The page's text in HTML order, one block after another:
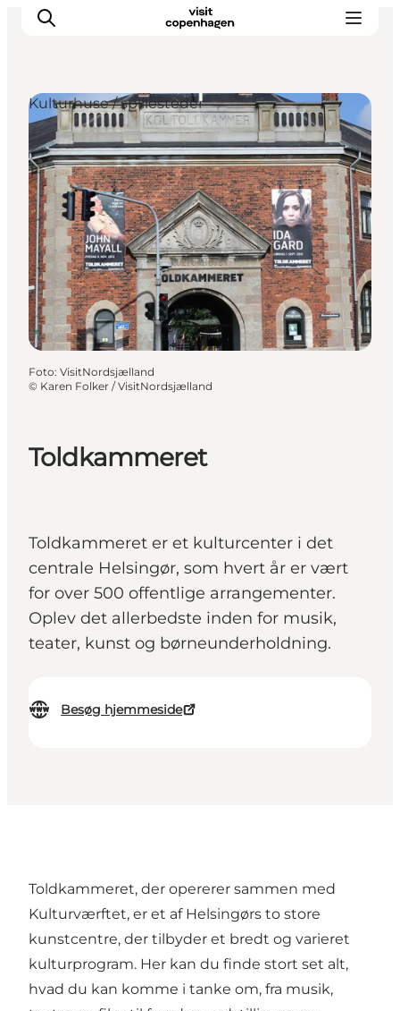
This is Copenhagen
Aktiviteter
Spis & drik
Områder
Planlæg din tur
CopenPay
Copenhagen Card
Toldkammeret
Toldkammeret er et kulturcenter i det
centrale Helsingør, som hvert år er vært
for over 500 offentlige arrangementer.
Oplev det allerbedste inden for musik,
teater, kunst og børneunderholdning.
Besøg hjemmeside
Kulturhuse / spillesteder
Foto: VisitNordsjælland
© Karen Folker / VisitNordsjælland
Toldkammeret, der opererer sammen med
Kulturværftet, er et af Helsingørs to store
kunstcentre, der tilbyder et bredt og varieret
kulturprogram. Her kan du finde stort set alt,
hvad du kan komme i tanke om, fra musik,